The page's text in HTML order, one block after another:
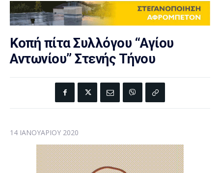
Κοπή πίτα Συλλόγου “Αγίου
Αντωνίου” Στενής Τήνου
14 ΙΑΝΟΥΑΡΊΟΥ 2020